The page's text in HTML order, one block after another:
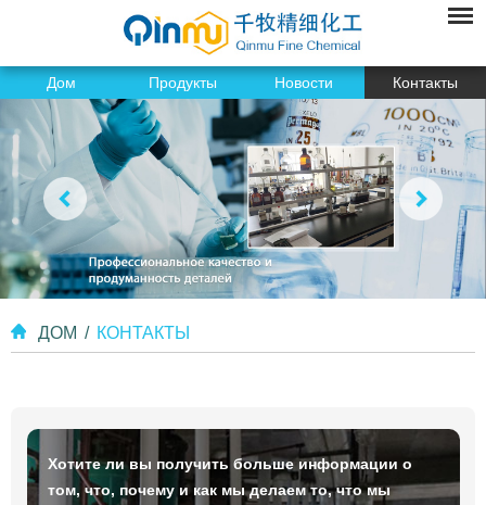
Дом Продукты Новости Контакты
ДОМ / КОНТАКТЫ
Хотите ли вы получить больше информации о
том, что, почему и как мы делаем то, что мы